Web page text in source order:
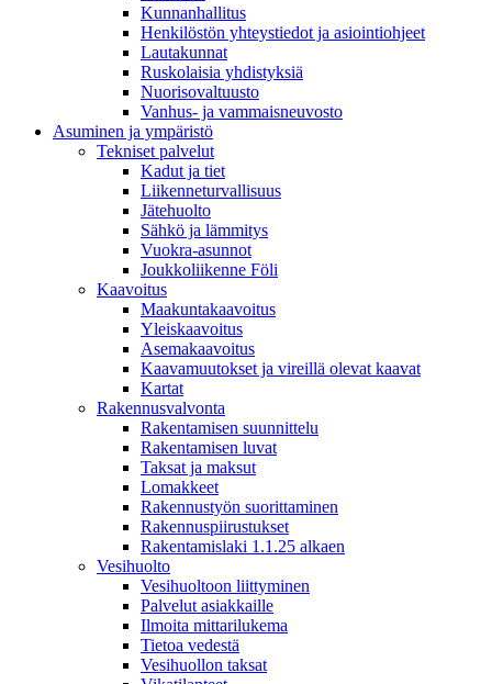
Kunnanhallitus
Henkilöstön yhteystiedot ja asiointiohjeet
Lautakunnat
Ruskolaisia yhdistyksiä
Nuorisovaltuusto
Vanhus- ja vammaisneuvosto
Asuminen ja ympäristö
Tekniset palvelut
Kadut ja tiet
Liikenneturvallisuus
Jätehuolto
Sähkö ja lämmitys
Vuokra-asunnot
Joukkoliikenne Föli
Kaavoitus
Maakuntakaavoitus
Yleiskaavoitus
Asemakaavoitus
Kaavamuutokset ja vireillä olevat kaavat
Kartat
Rakennusvalvonta
Rakentamisen suunnittelu
Rakentamisen luvat
Taksat ja maksut
Lomakkeet
Rakennustyön suorittaminen
Rakennuspiirustukset
Rakentamislaki 1.1.25 alkaen
Vesihuolto
Vesihuoltoon liittyminen
Palvelut asiakkaille
Ilmoita mittarilukema
Tietoa vedestä
Vesihuollon taksat